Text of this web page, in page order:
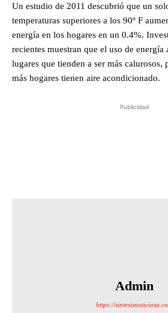
Un estudio de 2011 descubrió que un
temperaturas superiores a los 90º F
energía en los hogares en un 0.4%.
recientes muestran que el uso de energía
lugares que tienden a ser más calurosos,
más hogares tienen aire acondicionado.
Publicidad
Admin
https://